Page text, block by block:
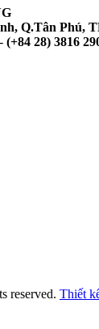
Q.Tân Phú,
- (+84 28) 3816
reserved. Thiết